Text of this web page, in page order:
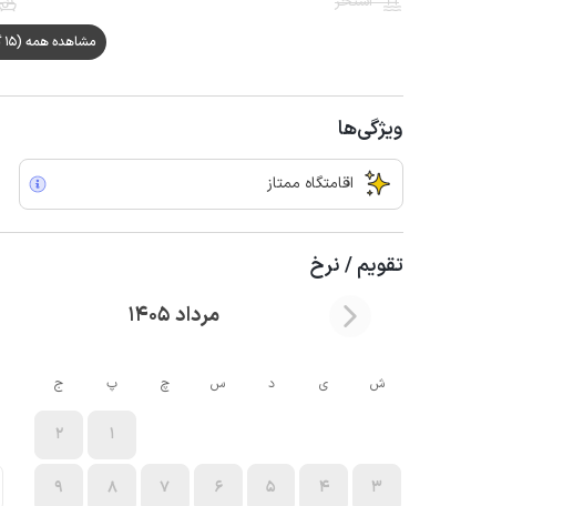
مشاهده همه (15 گزینه)
ویژگی‌ها
اقامتگاه ممتاز
تقویم / نرخ
مرداد 1405
ش ی د س چ پ ج
1
2
3
4
5
6
7
8
9